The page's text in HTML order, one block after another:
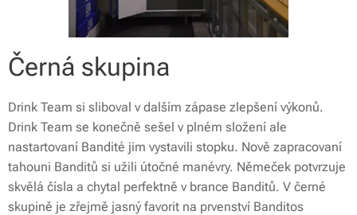
Černá skupina
Drink Team si sliboval v dalším zápase zlepšení výkonů.
Drink Team se konečně sešel v plném složení ale
nastartovaní Bandité jim vystavili stopku. Nově zapracovaní
tahouni Banditů si užili útočné manévry. Němeček potvrzuje
skvělá čísla a chytal perfektně v brance Banditů. V černé
skupině je zřejmě jasný favorit na prvenství Banditos